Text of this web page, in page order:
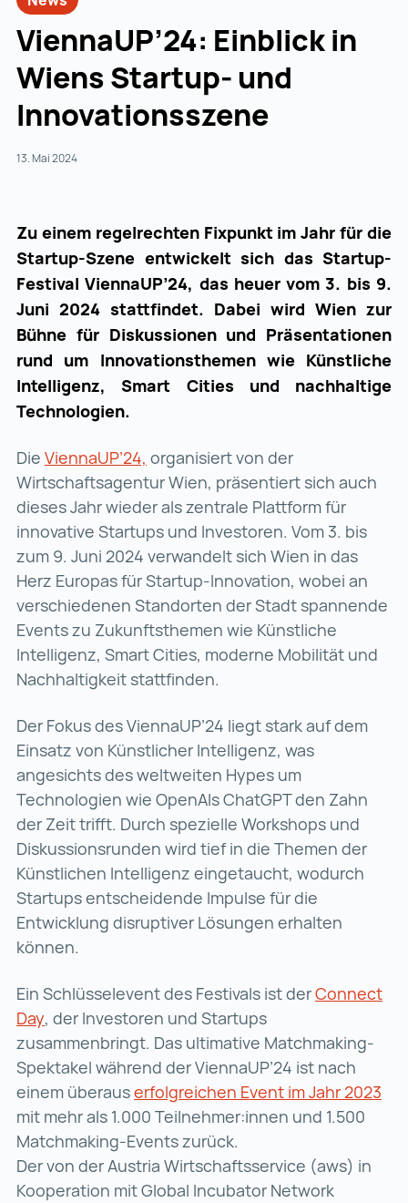
ViennaUP’24: Einblick in
Wiens Startup- und
Innovationsszene
13. Mai 2024
Zu einem regelrechten Fixpunkt im Jahr für die
Startup-Szene entwickelt sich das Startup-
Festival ViennaUP’24, das heuer vom 3. bis 9.
Juni 2024 stattfindet. Dabei wird Wien zur
Bühne für Diskussionen und Präsentationen
rund um Innovationsthemen wie Künstliche
Intelligenz, Smart Cities und nachhaltige
Technologien.
Die ViennaUP’24, ViennaUP’24, (wird in einer
organisiert von der
Wirtschaftsagentur Wien, präsentiert sich auch
dieses Jahr wieder als zentrale Plattform für
innovative Startups und Investoren. Vom 3. bis
zum 9. Juni 2024 verwandelt sich Wien in das
Herz Europas für Startup-Innovation, wobei an
verschiedenen Standorten der Stadt spannende
Events zu Zukunftsthemen wie Künstliche
Intelligenz, Smart Cities, moderne Mobilität und
Nachhaltigkeit stattfinden.
Der Fokus des ViennaUP’24 liegt stark auf dem
Einsatz von Künstlicher Intelligenz, was
angesichts des weltweiten Hypes um
Technologien wie OpenAIs ChatGPT den Zahn
der Zeit trifft. Durch spezielle Workshops und
Diskussionsrunden wird tief in die Themen der
Künstlichen Intelligenz eingetaucht, wodurch
Startups entscheidende Impulse für die
Entwicklung disruptiver Lösungen erhalten
können.
Ein Schlüsselevent des Festivals ist derConnect
DayConnect Day (wird in einer neuen
, der Investoren und Startups
zusammenbringt. Das ultimative Matchmaking-
Spektakel während der ViennaUP’24 ist nach
einem überauserfolgreichen Event im Jahr 2023
mit mehr als 1.000 Teilnehmer:innen und 1.500
Matchmaking-Events zurück.
Der von der Austria Wirtschaftsservice (aws) in
Kooperation mit Global Incubator Network